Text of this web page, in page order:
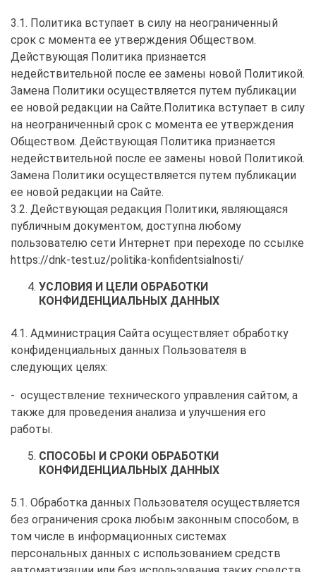
3.1. Политика вступает в силу на неограниченный
срок с момента ее утверждения Обществом.
Действующая Политика признается
недействительной после ее замены новой Политикой.
Замена Политики осуществляется путем публикации
ее новой редакции на Сайте.Политика вступает в силу
на неограниченный срок с момента ее утверждения
Обществом. Действующая Политика признается
недействительной после ее замены новой Политикой.
Замена Политики осуществляется путем публикации
ее новой редакции на Сайте.
3.2. Действующая редакция Политики, являющаяся
публичным документом, доступна любому
пользователю сети Интернет при переходе по ссылке
https://dnk-test.uz/politika-konfidentsialnosti/
УСЛОВИЯ И ЦЕЛИ ОБРАБОТКИ
КОНФИДЕНЦИАЛЬНЫХ ДАННЫХ
4.1. Администрация Сайта осуществляет обработку
конфиденциальных данных Пользователя в
следующих целях:
- осуществление технического управления сайтом, а
также для проведения анализа и улучшения его
работы.
СПОСОБЫ И СРОКИ ОБРАБОТКИ
КОНФИДЕНЦИАЛЬНЫХ ДАННЫХ
5.1. Обработка данных Пользователя осуществляется
без ограничения срока любым законным способом, в
том числе в информационных системах
персональных данных с использованием средств